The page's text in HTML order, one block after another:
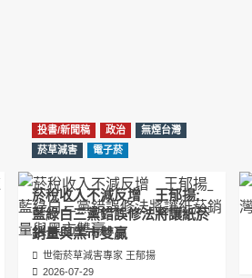
投書/新聞稿 政治
無煙台灣
菸草減害
電子菸
菸稅收入不減反增 王郁揚:
藍綠白三黨錯誤修法將讓紙菸
銷量與黑市雙贏
世衛菸草減害專家 王郁揚
2026-07-29